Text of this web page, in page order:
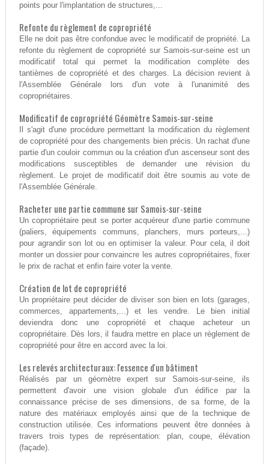
points pour l'implantation de structures,...
Refonte du règlement de copropriété
Elle ne doit pas être confondue avec le modificatif de propriété. La
refonte du règlement de copropriété sur Samois-sur-seine est un
modificatif total qui permet la modification complète des
tantièmes de copropriété et des charges. La décision revient à
l'Assemblée Générale lors d'un vote à l'unanimité des
copropriétaires.
Modificatif de copropriété Géomètre Samois-sur-seine
Il s'agit d'une procédure permettant la modification du règlement
de copropriété pour des changements bien précis. Un rachat d'une
partie d'un couloir commun ou la création d'un ascenseur sont des
modifications susceptibles de demander une révision du
règlement. Le projet de modificatif doit être soumis au vote de
l'Assemblée Générale.
Racheter une partie commune sur Samois-sur-seine
Un copropriétaire peut se porter acquéreur d'une partie commune
(paliers, équipements communs, planchers, murs porteurs,...)
pour agrandir son lot ou en optimiser la valeur. Pour cela, il doit
monter un dossier pour convaincre les autres copropriétaires, fixer
le prix de rachat et enfin faire voter la vente.
Création de lot de copropriété
Un propriétaire peut décider de diviser son bien en lots (garages,
commerces, appartements,...) et les vendre. Le bien initial
deviendra donc une copropriété et chaque acheteur un
copropriétaire. Dès lors, il faudra mettre en place un règlement de
copropriété pour être en accord avec la loi.
Les relevés architecturaux: l'essence d'un bâtiment
Réalisés par un géomètre expert sur Samois-sur-seine, ils
permettent d'avoir une vision globale d'un édifice par la
connaissance précise de ses dimensions, de sa forme, de la
nature des matériaux employés ainsi que de la technique de
construction utilisée. Ces informations peuvent être données à
travers trois types de représentation: plan, coupe, élévation
(façade).